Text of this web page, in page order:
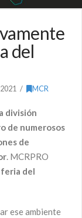
del
MCR
división
de numerosos
de
. MCRPRO
del
ese ambiente